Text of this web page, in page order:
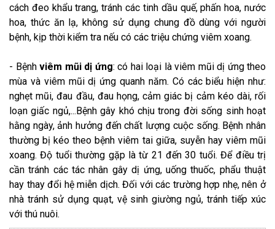
cách đeo khẩu trang, tránh các tinh dầu quế, phấn hoa, nước
hoa, thức ăn lạ, không sử dụng chung đồ dùng với người
bệnh, kịp thời kiểm tra nếu có các triệu chứng viêm xoang.
- Bệnh viêm mũi dị ứng: có hai loại là viêm mũi dị ứng theo
mùa và viêm mũi dị ứng quanh năm. Có các biểu hiện như:
nghẹt mũi, đau đầu, đau họng, cảm giác bị cảm kéo dài, rối
loạn giấc ngủ,...Bệnh gây khó chịu trong đời sống sinh hoạt
hằng ngày, ảnh hưởng đến chất lượng cuộc sống. Bệnh nhân
thường bị kéo theo bệnh viêm tai giữa, suyễn hay viêm mũi
xoang. Độ tuổi thường gặp là từ 21 đến 30 tuổi. Để điều trị
cần tránh các tác nhân gây dị ứng, uống thuốc, phẩu thuật
hay thay đổi hệ miễn dịch. Đối với các trường hợp nhẹ, nên ở
nhà tránh sử dụng quạt, vệ sinh giường ngủ, tránh tiếp xúc
với thú nuôi.